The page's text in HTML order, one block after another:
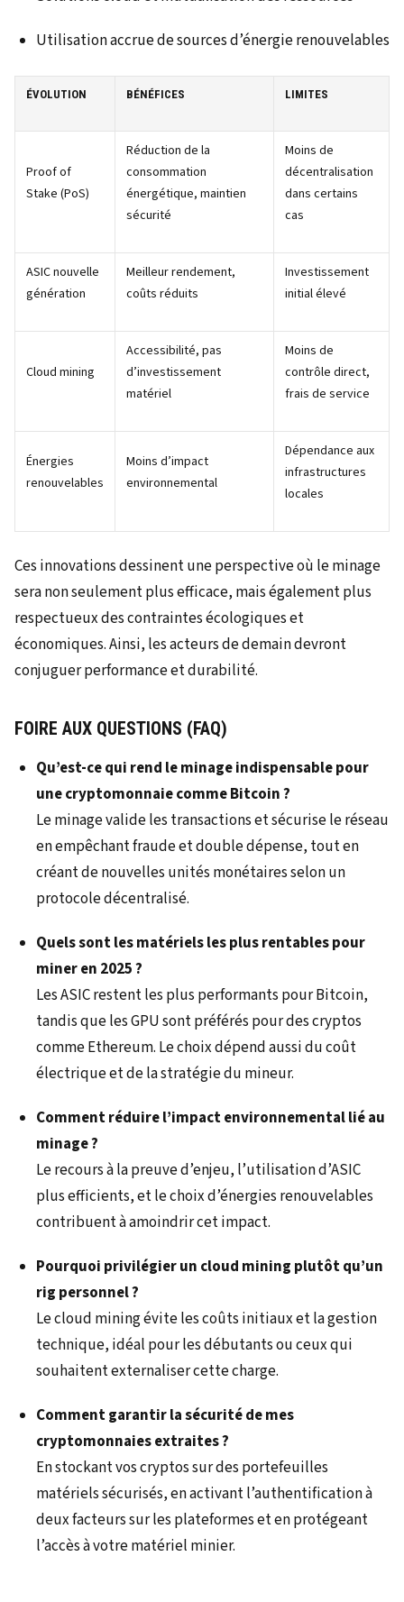
Utilisation accrue de sources d’énergie renouvelables
ÉVOLUTION BÉNÉFICES LIMITES
Proof of
Stake (PoS)
Réduction de la
consommation
énergétique, maintien
sécurité
Moins de
décentralisation
dans certains
cas
ASIC nouvelle
génération
Meilleur rendement,
coûts réduits
Investissement
initial élevé
Cloud mining
Accessibilité, pas
d’investissement
matériel
Moins de
contrôle direct,
frais de service
Énergies
renouvelables
Moins d’impact
environnemental
Dépendance aux
infrastructures
locales
Ces innovations dessinent une perspective où le minage
sera non seulement plus efficace, mais également plus
respectueux des contraintes écologiques et
économiques. Ainsi, les acteurs de demain devront
conjuguer performance et durabilité.
FOIRE AUX QUESTIONS (FAQ)
Qu’est-ce qui rend le minage indispensable pour
une cryptomonnaie comme Bitcoin ?
Le minage valide les transactions et sécurise le réseau
en empêchant fraude et double dépense, tout en
créant de nouvelles unités monétaires selon un
protocole décentralisé.
Quels sont les matériels les plus rentables pour
miner en 2025 ?
Les ASIC restent les plus performants pour Bitcoin,
tandis que les GPU sont préférés pour des cryptos
comme Ethereum. Le choix dépend aussi du coût
électrique et de la stratégie du mineur.
Comment réduire l’impact environnemental lié au
minage ?
Le recours à la preuve d’enjeu, l’utilisation d’ASIC
plus efficients, et le choix d’énergies renouvelables
contribuent à amoindrir cet impact.
Pourquoi privilégier un cloud mining plutôt qu’un
rig personnel ?
Le cloud mining évite les coûts initiaux et la gestion
technique, idéal pour les débutants ou ceux qui
souhaitent externaliser cette charge.
Comment garantir la sécurité de mes
cryptomonnaies extraites ?
En stockant vos cryptos sur des portefeuilles
matériels sécurisés, en activant l’authentification à
deux facteurs sur les plateformes et en protégeant
l’accès à votre matériel minier.